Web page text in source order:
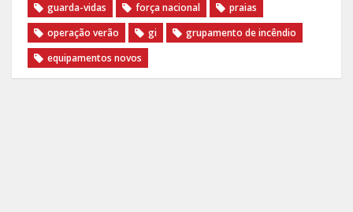
guarda-vidas
força nacional
praias
operação verão
gi
grupamento de incêndio
equipamentos novos